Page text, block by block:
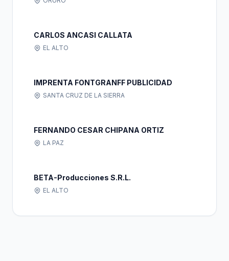
CARLOS ANCASI CALLATA
EL ALTO
IMPRENTA FONTGRANFF PUBLICIDAD
SANTA CRUZ DE LA SIERRA
FERNANDO CESAR CHIPANA ORTIZ
LA PAZ
BETA-Producciones S.R.L.
EL ALTO